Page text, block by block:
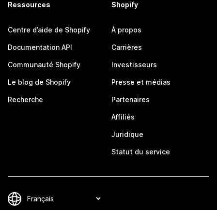
Ressources
Centre d’aide de Shopify
Documentation API
Communauté Shopify
Le blog de Shopify
Recherche
Shopify
À propos
Carrières
Investisseurs
Presse et médias
Partenaires
Affiliés
Juridique
Statut du service